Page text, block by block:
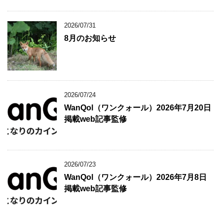
2026/07/31
8月のお知らせ
2026/07/24
WanQol（ワンクォール）2026年7月20日
掲載web記事監修
2026/07/23
WanQol（ワンクォール）2026年7月8日
掲載web記事監修